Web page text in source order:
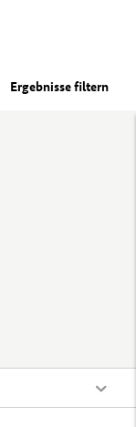
Ergebnisse filtern